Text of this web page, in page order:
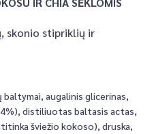
skonio stipriklių ir
baltymai, augalinis glicerinas,
distiliuotas baltasis actas,
šviežio kokoso), druska,